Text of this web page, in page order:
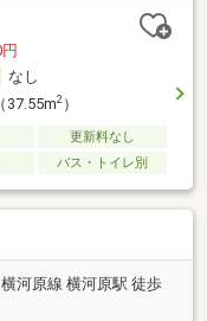
なし
37.55m2）
更新料なし
バス・トイレ別
河原線 横河原駅 徒歩